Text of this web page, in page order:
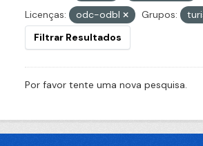
Licenças:
odc-odbl Grupos:
Filtrar Resultados
Por favor tente uma nova pesquisa.